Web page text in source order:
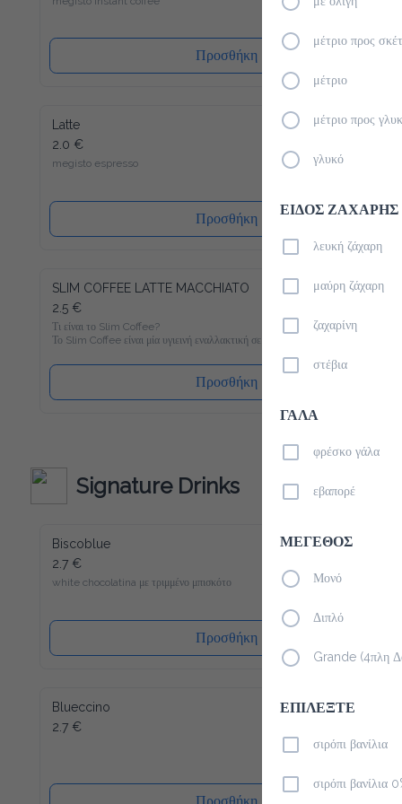
Προσθήκη
Latte
2.0 €
megisto espresso
Προσθήκη
SLIM COFFEE LATTE MACCHIATO
2.5 €
Τι είναι το Slim Coffee?
Το Slim Coffee είναι μία υγιεινή εναλλακτική σε σχέση με τον
συνηθισμένο στιγμιαίο καφέ, ο οποίος είναι γεμάτος σε
ζάχαρη. Γνώριζες πως πχ. ένας κλασσικός στιγμιαίος καφές με
γάλα περιέχει περίπου 400 θερμίδες ανά 100 ml; Με μόνο 6
θερμίδες ανά 100 ml θα γίνει ο Slim Coffee Latte Macchiato το
καινούριο σου αγαπημένο ρόφημα για να ξεκινήσεις την ημέρα
σου. Παρόλο που περιέχει λίγες θερμίδες και είναι άνευ
Macchiato γεύση! Γλυκύτητα χωρίς τύψεις - και αυτό ακόμα
γεμάτο βιταμίνες και μέταλλα. Το Slim Coffee περιέχει επίσης
καφεΐνη.
Προσθήκη
Signature Drinks
Biscoblue
2.7 €
white chocolatina με τριμμένο μπισκότο
Προσθήκη
Blueccino
2.7 €
Προσθήκη
μέτριο προς
μέτριο
μέτριο προς
γλυκό
ΕΙΔΟΣ ΖΑΧΑΡΗΣ
λευκή ζάχαρη
μαύρη ζάχαρη
ζαχαρίνη
στέβια
ΓΑΛΑ
φρέσκο γάλα
εβαπορέ
ΜΕΓΕΘΟΣ
Μονό
Διπλό
Grande (4πλη
ΕΠΙΛΕΞΤΕ
σιρόπι βανίλια
σιρόπι βανίλια